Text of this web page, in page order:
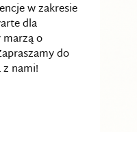
w zakresie
dla
o
do
nami!